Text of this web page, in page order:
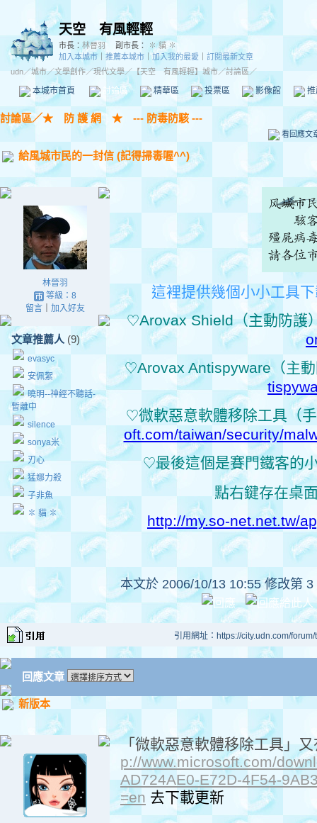
天空 有風輕輕
市長： 林晉羽 副市長：
✽ 貓 ✽
加入本城市
推薦本城市 ｜加入我的最愛
訂閱最新文章
udn／城市／文學創作／現代文學／【天空 有風輕輕】城市／討論區／
本城市首頁 討論區 精華區 投票區 影像館
討論區／★ 防 護 網 ★ --- 防毒防駭 ---
看回應文
給風城市民的一封信 (記得掃毒喔^^)
林晉羽
等級：8
留言｜ 加入好友
文章推薦人 (9)
evasyc
安佩絮
曉明--神經不聽話-
暫離中
silence
sonya米
刃心
猛娜力殺
子非魚
✽ 貓 ✽
這裡提供幾個小小工具
♡Arovax Shield（主動防護
♡Arovax Antispyware（主
♡微軟惡意軟體移除工具（
oft.com/taiwan/security/
♡最後這個是賽門鐵客的
點右鍵存在桌
http://my.so-net.net.tw/
本文於 2006/10/13 10:55 修改第 3
引用網址：https://city.udn.com/
回應文章
新版本
「微軟惡意軟體移除工具」
p://www.microsoft.com/
AD724AE0-E72D-4F54-
=en 去下載更新